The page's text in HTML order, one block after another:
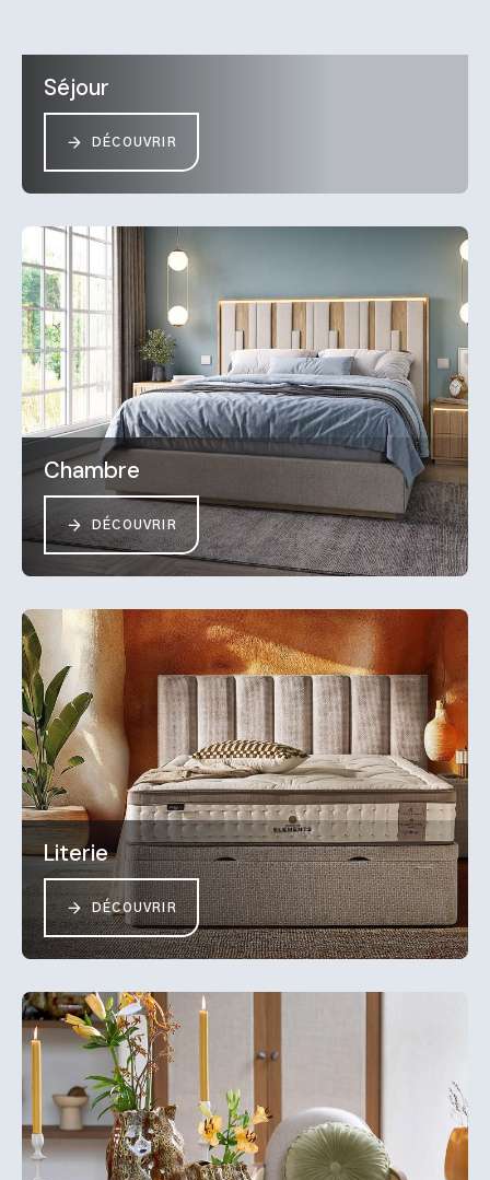
Séjour
DÉCOUVRIR
Chambre
DÉCOUVRIR
Literie
DÉCOUVRIR